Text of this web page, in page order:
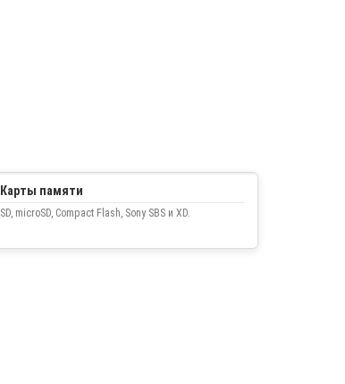
Карты памяти
SD, microSD, Compact Flash, Sony SBS и XD.